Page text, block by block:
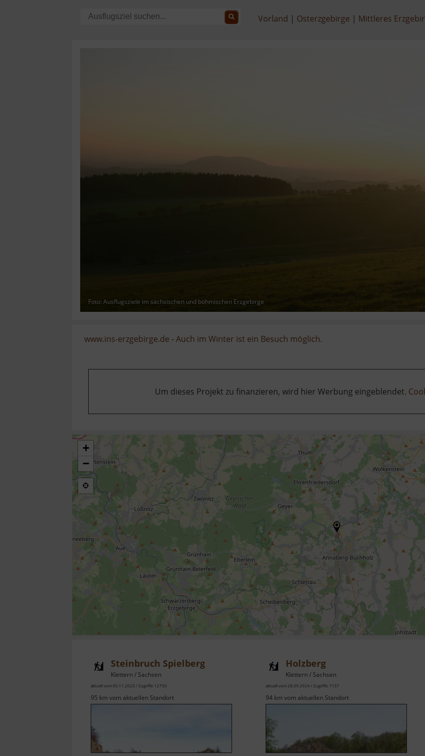
Vorland Osterzgebirge Mittleres
Foto: Ausflugsziele im sächsischen und böhmischen Erzgebirge
www.ins-erzgebirge.de -Auch im Winter ist ein Besuch möglich.
Um dieses Projekt zu finanzieren, wird hier Werbung eingeblendet.
+
−
Steinbruch Spielberg
Klettern / Sachsen
aktuell vom 05.11.2023 / Zugriffe: 12750
95 km vom aktuellen Standort
Holzberg
Klettern / Sachsen
aktuell vom 28.09.2024 / Zugriffe: 7137
94 km vom aktuellen Standort